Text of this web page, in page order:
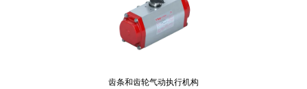
齿条和齿轮气动执行机构